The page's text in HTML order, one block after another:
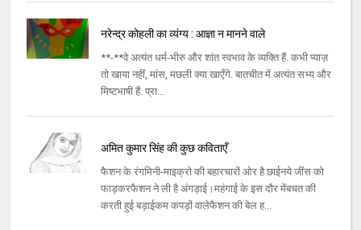
नरेन्द्र कोहली का व्यंग्य : आज्ञा न मानने वाले
**-**वे अत्यंत धर्म-भीरु और शांत स्वभाव के व्यक्ति हैं. कभी प्याज़
तो खाया नहीं, मांस, मछली क्या खाएँगे. बातचीत में अत्यंत सभ्य और
मिष्टभाषी हैं. प्रा...
अमित कुमार सिंह की कुछ कविताएँ
फैशन के रंगमिनी-माइक्रो की बहारचारों ओर है छाईनये जींस को
फाड़करफैशन ने ली है अंगड़ाई।महंगाई के इस दौर मेंबचत की
करती हुई बड़ाईकम कपड़ों वालेफैशन की बेल ह...